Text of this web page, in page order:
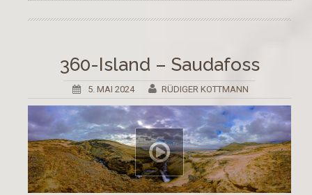
360-Island – Saudafoss
5. MAI 2024 RÜDIGER KOTTMANN